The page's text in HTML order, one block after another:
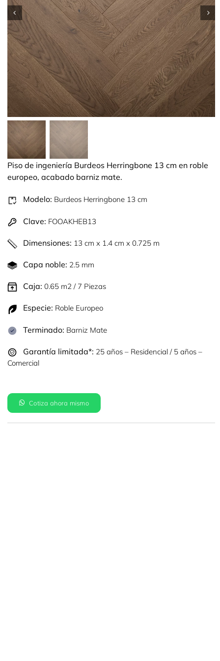
Piso de ingeniería Burdeos Herringbone 13 cm en roble
europeo, acabado barniz mate.
Modelo: Burdeos Herringbone 13 cm
Clave: FOOAKHEB13
Dimensiones: 13 cm x 1.4 cm x 0.725 m
Capa noble: 2.5 mm
Caja: 0.65 m2 / 7 Piezas
Especie: Roble Europeo
Terminado: Barniz Mate
Garantía limitada*: 25 años – Residencial / 5 años –
Comercial
Cotiza ahora mismo